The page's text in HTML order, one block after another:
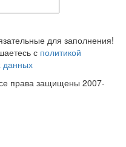
для заполнения!
с политикой
данных
права защищены 2007-